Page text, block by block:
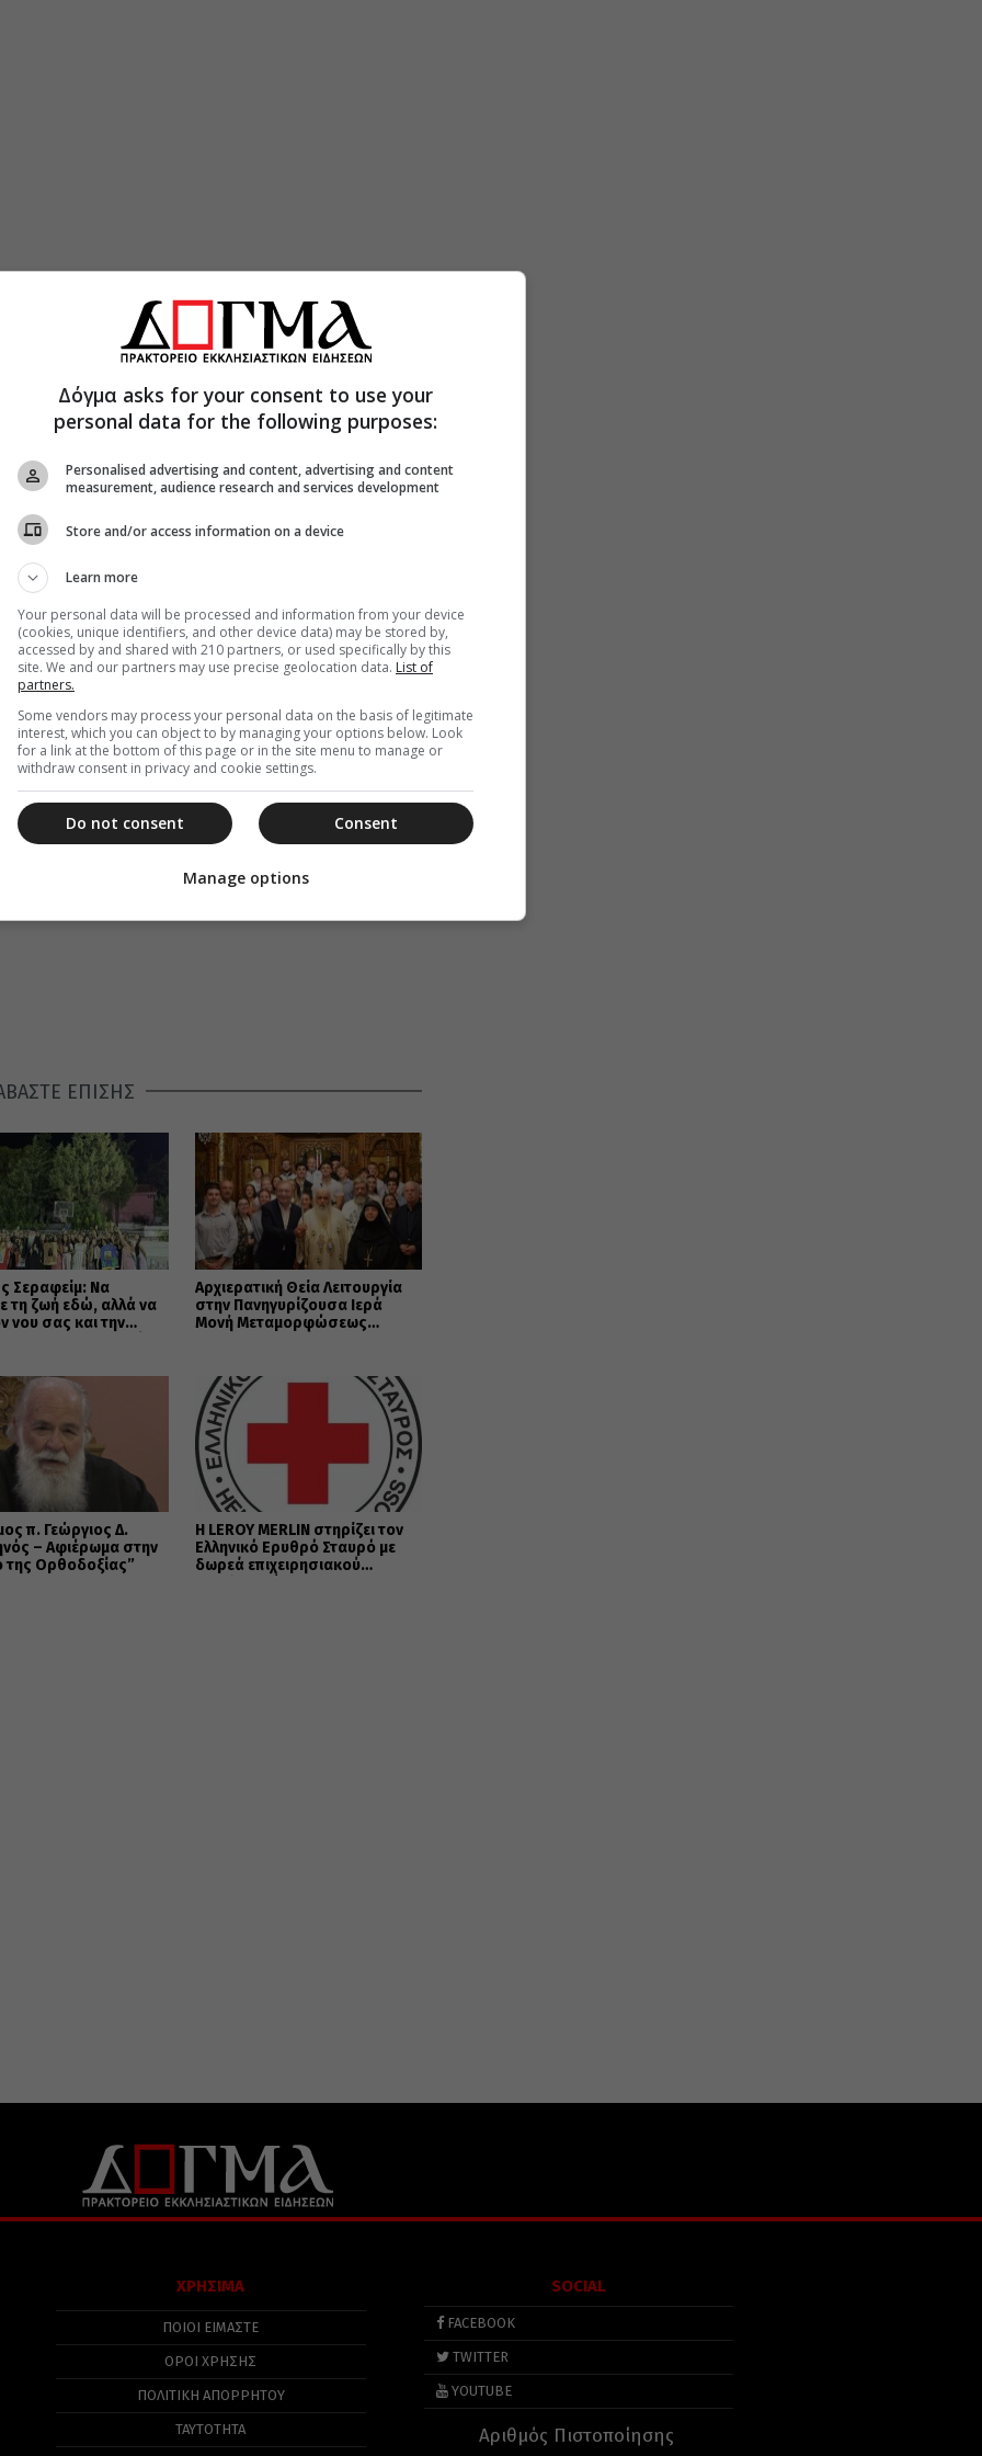
τοὺς προσέφερε ἀναμνηστικὲς
τοὺς εὐχήθηκε καλὴ πρόοδο στὶς σπουδές τους,
καὶ μελετητὲς τοῦ ἑλληνικοῦ
ΕΠΙΣΗΣ
Σεραφείμ: Να
τη ζωή εδώ, αλλά να
νου σας και την
Αρχιερατική Θεία Λειτουργία
στην Πανηγυρίζουσα Ιερά
Μονή Μεταμορφώσεως
π. Γεώργιος Δ.
– Αφιέρωμα στην
της Ορθοδοξίας”
Η LEROY MERLIN στηρίζει τον
Ελληνικό Ερυθρό Σταυρό με
δωρεά επιχειρησιακού
ΧΡΗΣΙΜΑ
ΠΟΙΟΙ ΕΙΜΑΣΤΕ
ΟΡΟΙ ΧΡΗΣΗΣ
ΠΟΛΙΤΙΚΉ ΑΠΟΡΡΉΤΟΥ
ΤΑΥΤΟΤΗΤΑ
SOCIAL
FACEBOOK
TWITTER
YOUTUBE
Αριθμός Πιστοποίησης
Δόγμα asks for your consent to use your
personal data for the following purposes:
Personalised advertising and content, advertising and content
measurement, audience research and services development
Store and/or access information on a device
Learn more
Your personal data will be processed and information from your device
(cookies, unique identifiers, and other device data) may be stored by,
accessed by and shared with 210 partners, or used specifically by this
site. We and our partners may use precise geolocation data. List of
partners.
Some vendors may process your personal data on the basis of legitimate
interest, which you can object to by managing your options below. Look
for a link at the bottom of this page or in the site menu to manage or
withdraw consent in privacy and cookie settings.
Consent
Do not consent
Manage options